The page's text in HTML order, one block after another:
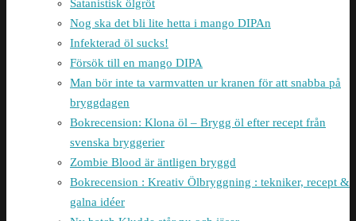
Satanistisk ölgröt
Nog ska det bli lite hetta i mango DIPAn
Infekterad öl sucks!
Försök till en mango DIPA
Man bör inte ta varmvatten ur kranen för att snabba på
bryggdagen
Bokrecension: Klona öl – Brygg öl efter recept från
svenska bryggerier
Zombie Blood är äntligen bryggd
Bokrecension : Kreativ Ölbryggning : tekniker, recept &
galna idéer